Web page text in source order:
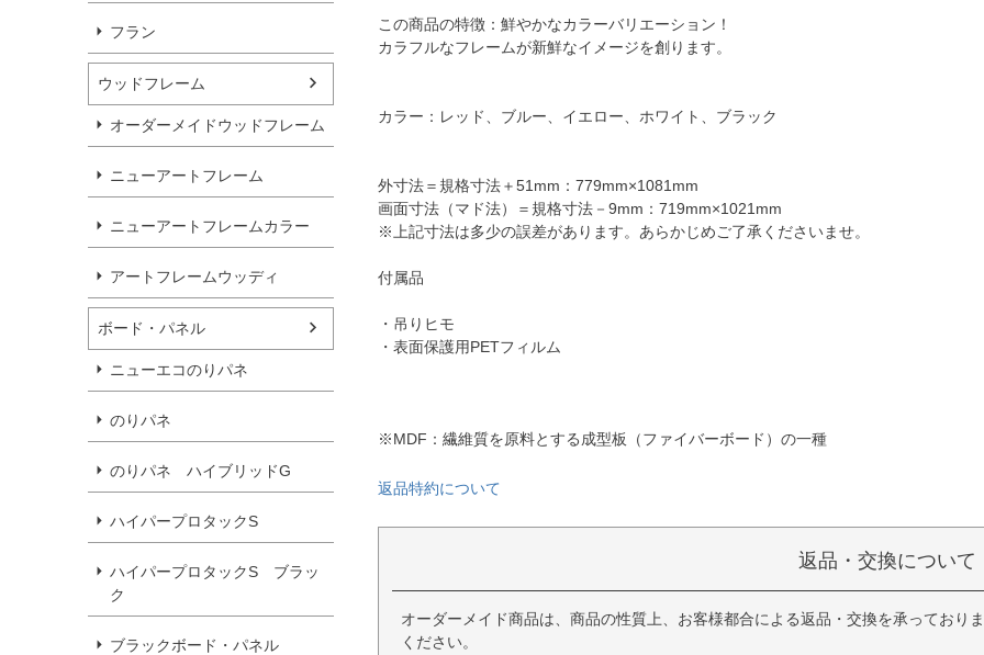
フラン
ウッドフレーム
オーダーメイドウッドフレーム
ニューアートフレーム
ニューアートフレームカラー
アートフレームウッディ
ボード・パネル
ニューエコのりパネ
のりパネ
のりパネ ハイブリッドG
ハイパープロタックS
ハイパープロタックS ブラッ
ク
ブラックボード・パネル
この商品の特徴：鮮やかなカラーバリエーション！
カラフルなフレームが新鮮なイメージを創ります。
カラー：レッド、ブルー、イエロー、ホワイト、ブラック
外寸法＝規格寸法＋51mm：779mm×1081mm
画面寸法（マド法）＝規格寸法－9mm：719mm×1021mm
※上記寸法は多少の誤差があります。あらかじめご了承くださいませ。
付属品
・吊りヒモ
・表面保護用PETフィルム
※MDF：繊維質を原料とする成型板（ファイバーボード）の一種
返品特約について
返品・交換について
オーダーメイド商品は、商品の性質上、お客様都合による返品・交換を承っており
ください。